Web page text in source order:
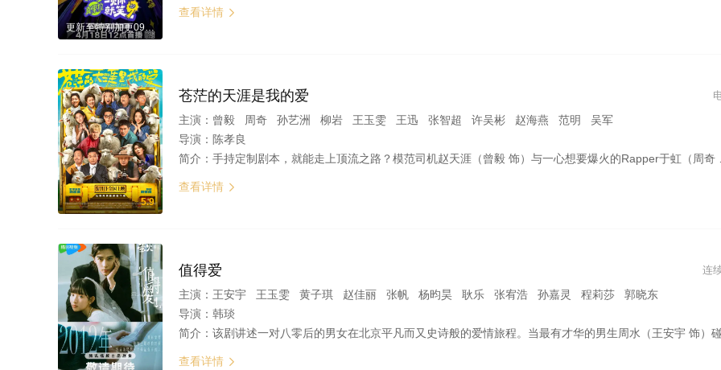
更新至特别加更0904
查看详情 
5.9
苍茫的天涯是我的爱
主演： 曾毅 周奇 孙艺洲 柳岩 王玉雯 王迅 张智超 许吴彬 赵海燕 范明 吴军
导演： 陈孝良
简介： 手持定制剧本，就能走上顶流之路？模范司机赵天涯（曾毅 饰）与一心想要爆火的Rapper于虹（周奇 饰）阴差阳错成为“师徒搭档”。于虹误以为赵天涯是MCN老板乌力吉（孙艺洲 饰）安排的真人秀NPC，误打误撞坐上老赵的大货车，由此踏上从内蒙古到湖南横跨5000公里的“送羊”闯关之旅。这一路，大开眼界。他们偶遇曼玉山庄董事长（柳岩 饰）慷慨解围，围观蒙古女孩Momo（王玉雯 饰）的绝美家族婚礼。在于虹以为自己即将走上人生巅峰之际，剧本走向却发生了天翻地覆的转变……
查看详情 
连
值得爱
主演： 王安宇 王玉雯 黄子琪 赵佳丽 张帆 杨昀昊 耿乐 张宥浩 孙嘉灵 程莉莎 郭晓东
导演： 韩琰
简介： 该剧讲述一对八零后的男女在北京平凡而又史诗般的爱情旅程。当最有才华的男生周水（王安宇 饰）碰到最仗义的女生大吉（王玉雯 饰），二人坠入爱河，他们在逼仄的出租屋内构想美好，在艰苦的日子中苦中作乐、相濡以沫。这段记录，在十八年后被一对零零后的年轻男女发现，成为了这场青春爱情的观影者和吐槽者。两代人的相遇和交织，启动了关于爱情的追忆和反思：到底“值不值”，还能“敢不敢”？
查看详情 